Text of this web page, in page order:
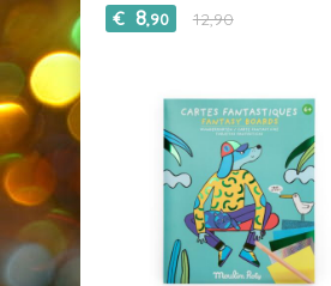
€ 8,90 12,90